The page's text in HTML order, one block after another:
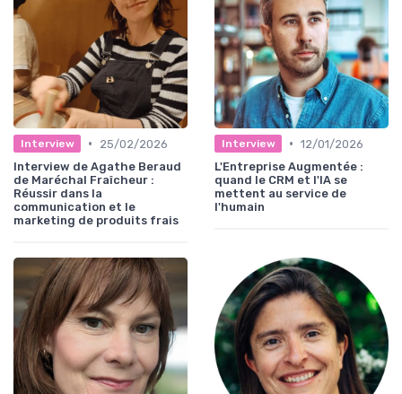
Interview •
25/02/2026
Interview de Agathe Beraud
de Maréchal Fraîcheur :
Réussir dans la
communication et le
marketing de produits frais
Interview • 12/01/2026
L'Entreprise Augmentée :
quand le CRM et l'IA se
mettent au service de
l'humain